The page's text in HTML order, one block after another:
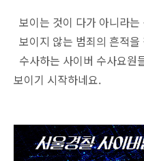
보이는 것이 다가 아니라는
보이지 않는 범죄의 흔적을
수사하는 사이버 수사요원
보이기 시작하네요.